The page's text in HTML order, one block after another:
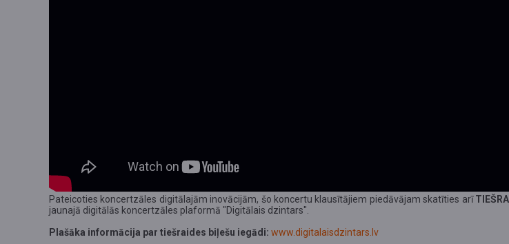
Pateicoties koncertzāles digitālajām inovācijām, šo koncertu klausītājiem piedāvājam skatīties arī
jaunajā digitālās koncertzāles plaformā "Digitālais dzintars".
Plašāka informācija par tiešraides biļešu iegādi: www.digitalaisdzintars.lv